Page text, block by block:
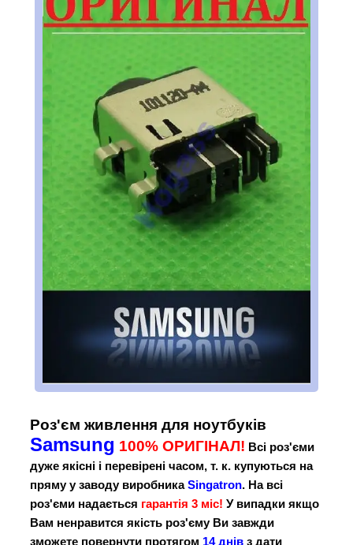
Роз'єм живлення для ноутбуків
Samsung 100% ОРИГІНАЛ! Всі роз'єми
дуже якісні і перевірені часом, т. к. купуються на
пряму у заводу виробникаSingatron. На всі
роз'єми надається гарантія 3 міс! У випадки якщо
Вам ненравится якість роз'єму Ви завжди
зможете повернути протягом 14 днів з дати